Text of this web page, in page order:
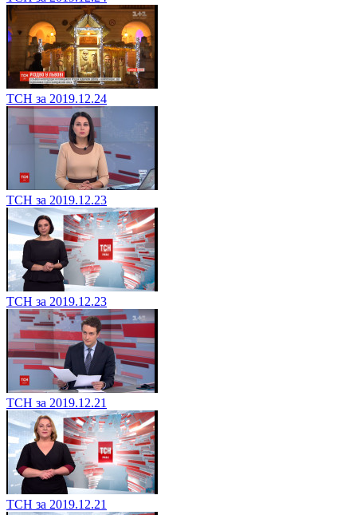
ТСН за 2019.12.24
ТСН за 2019.12.23
ТСН за 2019.12.23
ТСН за 2019.12.21
ТСН за 2019.12.21